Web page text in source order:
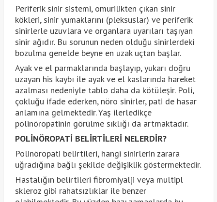
Periferik sinir sistemi, omurilikten çıkan sinir
kökleri, sinir yumaklarını (pleksuslar) ve periferik
sinirlerle uzuvlara ve organlara uyarıları taşıyan
sinir ağıdır. Bu sorunun neden olduğu sinirlerdeki
bozulma genelde beyne en uzak uçtan başlar.
Ayak ve el parmaklarında başlayıp, yukarı doğru
uzayan his kaybı ile ayak ve el kaslarında hareket
azalması nedeniyle tablo daha da kötüleşir. Poli,
çokluğu ifade ederken, nöro sinirler, pati de hasar
anlamına gelmektedir. Yaş ilerledikçe
polinöropatinin görülme sıklığı da artmaktadır.
POLİNÖROPATİ BELİRTİLERİ NELERDİR?
Polinöropati belirtileri, hangi sinirlerin zarara
uğradığına bağlı şekilde değişiklik göstermektedir.
Hastalığın belirtileri fibromiyalji veya multipl
skleroz gibi rahatsızlıklar ile benzer